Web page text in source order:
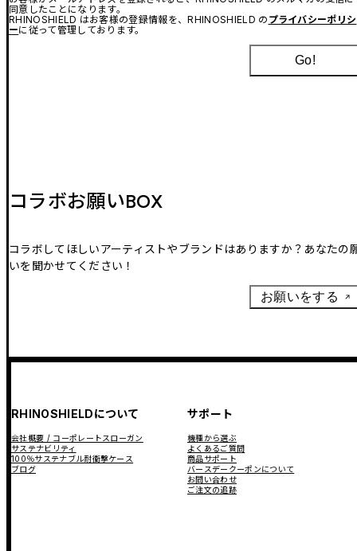
同意したことになります。
RHINOSHIELD はお客様の登録情報を、RHINOSHIELD の プライバシーポリシ
ーに従って管理しております。
Go!
コラボお願いBOX
コラボしてほしいアーティストやブランドはありますか？あなたの
いを聞かせてください！
お願いをする
RHINOSHIELDについて
会社概要 / コーポレートスローガン
サステナビリティ
100％サステナブル耐衝撃ケース
ブログ
サポート
機種から選ぶ
よくあるご質問
商品サポート
バースデークーポンについて
お問い合わせ
ご注文の追跡